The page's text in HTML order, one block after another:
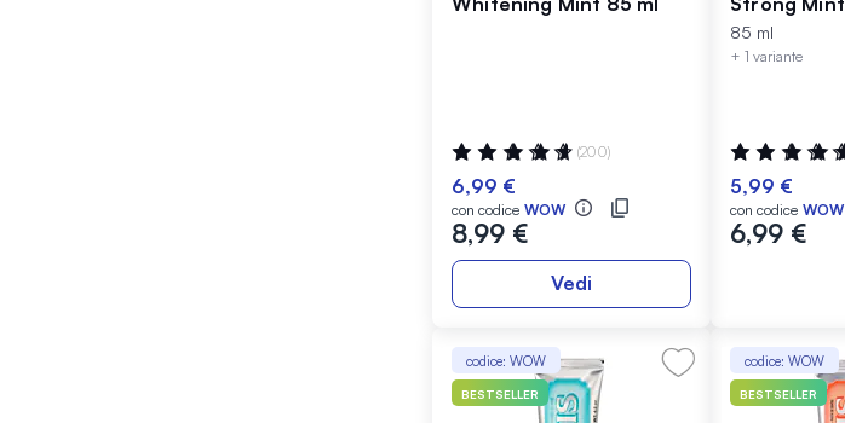
Valutazione:
96%
(200)
6,99 €
con codice WOW
8,99 €
Vedi
85 ml
+ 1 variante
Valutazione:
99%
5,99 €
con codice WOW
6,99 €
codice: WOW
BESTSELLER
codice: WOW
BESTSELLER